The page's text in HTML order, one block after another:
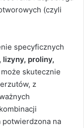
(czyli
specyficznych
lizyny, proliny,
może skutecznie
z
potwierdzona na